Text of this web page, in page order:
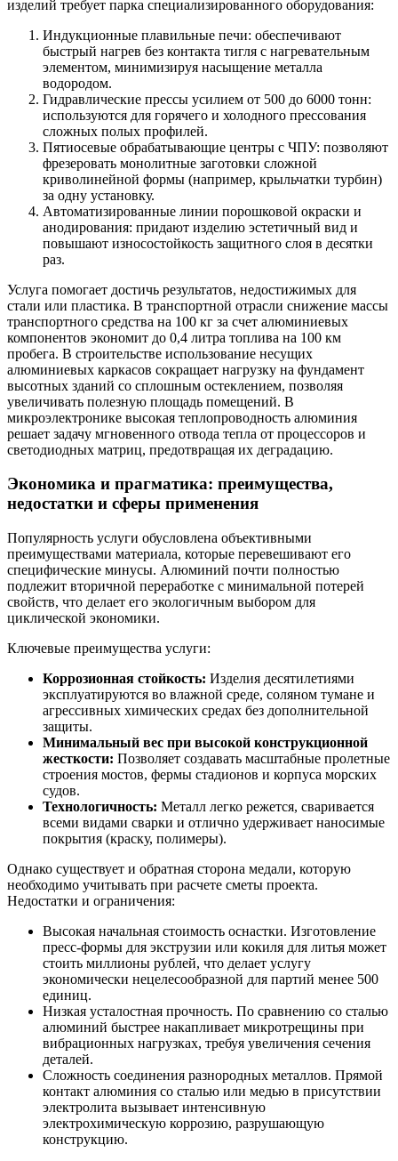
изделий требует парка специализированного оборудования:
Индукционные плавильные печи: обеспечивают
быстрый нагрев без контакта тигля с нагревательным
элементом, минимизируя насыщение металла
водородом.
Гидравлические прессы усилием от 500 до 6000 тонн:
используются для горячего и холодного прессования
сложных полых профилей.
Пятиосевые обрабатывающие центры с ЧПУ: позволяют
фрезеровать монолитные заготовки сложной
криволинейной формы (например, крыльчатки турбин)
за одну установку.
Автоматизированные линии порошковой окраски и
анодирования: придают изделию эстетичный вид и
повышают износостойкость защитного слоя в десятки
раз.
Услуга помогает достичь результатов, недостижимых для
стали или пластика. В транспортной отрасли снижение массы
транспортного средства на 100 кг за счет алюминиевых
компонентов экономит до 0,4 литра топлива на 100 км
пробега. В строительстве использование несущих
алюминиевых каркасов сокращает нагрузку на фундамент
высотных зданий со сплошным остеклением, позволяя
увеличивать полезную площадь помещений. В
микроэлектронике высокая теплопроводность алюминия
решает задачу мгновенного отвода тепла от процессоров и
светодиодных матриц, предотвращая их деградацию.
Экономика и прагматика: преимущества,
недостатки и сферы применения
Популярность услуги обусловлена объективными
преимуществами материала, которые перевешивают его
специфические минусы. Алюминий почти полностью
подлежит вторичной переработке с минимальной потерей
свойств, что делает его экологичным выбором для
циклической экономики.
Ключевые преимущества услуги:
Коррозионная стойкость: Изделия десятилетиями
эксплуатируются во влажной среде, соляном тумане и
агрессивных химических средах без дополнительной
защиты.
Минимальный вес при высокой конструкционной
жесткости: Позволяет создавать масштабные пролетные
строения мостов, фермы стадионов и корпуса морских
судов.
Технологичность: Металл легко режется, сваривается
всеми видами сварки и отлично удерживает наносимые
покрытия (краску, полимеры).
Однако существует и обратная сторона медали, которую
необходимо учитывать при расчете сметы проекта.
Недостатки и ограничения:
Высокая начальная стоимость оснастки. Изготовление
пресс-формы для экструзии или кокиля для литья может
стоить миллионы рублей, что делает услугу
экономически нецелесообразной для партий менее 500
единиц.
Низкая усталостная прочность. По сравнению со сталью
алюминий быстрее накапливает микротрещины при
вибрационных нагрузках, требуя увеличения сечения
деталей.
Сложность соединения разнородных металлов. Прямой
контакт алюминия со сталью или медью в присутствии
электролита вызывает интенсивную
электрохимическую коррозию, разрушающую
конструкцию.